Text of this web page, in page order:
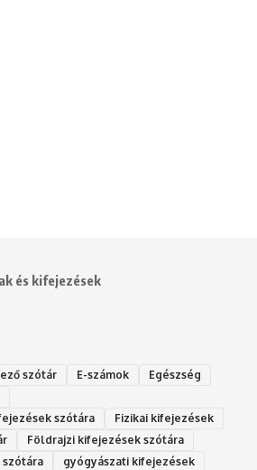
és kifejezések
szótár E-számok
Egészség
szótára
Fizikai kifejezések
Földrajzi kifejezések szótára
gyógyászati kifejezések